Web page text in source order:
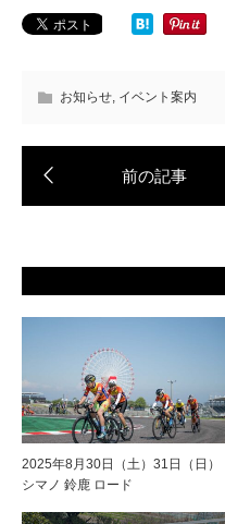
お知らせ イベント案内
2025年8月30日（土）31日（日）
シマノ 鈴鹿 ロード